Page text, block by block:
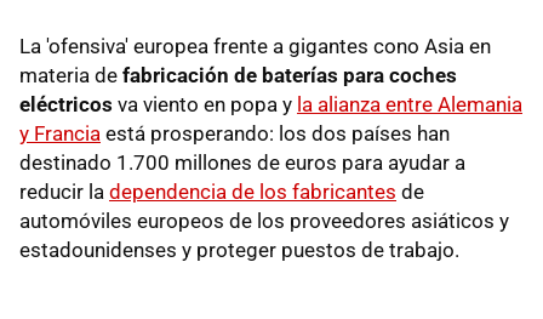
La 'ofensiva' europea frente a gigantes cono Asia en
materia de fabricación de baterías para coches
eléctricos va viento en popa y la alianza entre Alemania
y Francia está prosperando: los dos países han
destinado 1.700 millones de euros para ayudar a
reducir la dependencia de los fabricantes de
automóviles europeos de los proveedores asiáticos y
estadounidenses y proteger puestos de trabajo.